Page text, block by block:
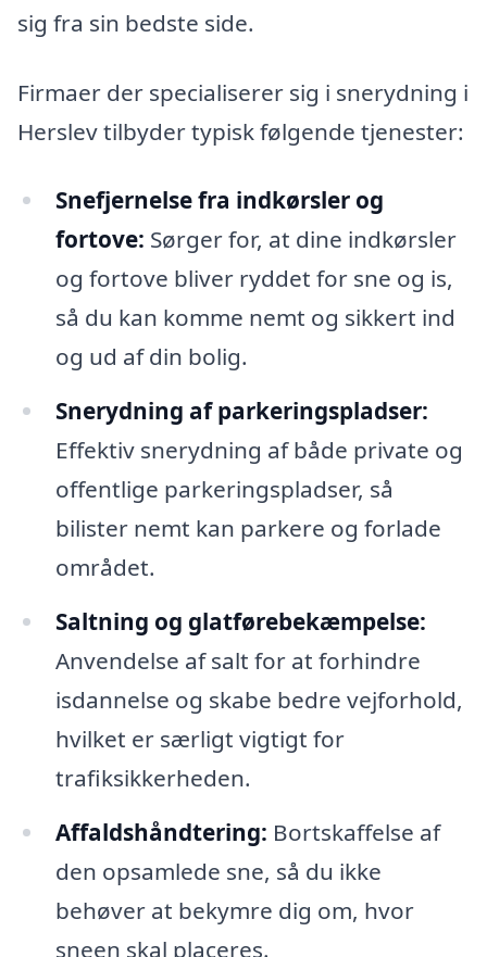
sig fra sin bedste side.
Firmaer der specialiserer sig i snerydning i
Herslev tilbyder typisk følgende tjenester:
Snefjernelse fra indkørsler og
fortove: Sørger for, at dine indkørsler
og fortove bliver ryddet for sne og is,
så du kan komme nemt og sikkert ind
og ud af din bolig.
Snerydning af parkeringspladser:
Effektiv snerydning af både private og
offentlige parkeringspladser, så
bilister nemt kan parkere og forlade
området.
Saltning og glatførebekæmpelse:
Anvendelse af salt for at forhindre
isdannelse og skabe bedre vejforhold,
hvilket er særligt vigtigt for
trafiksikkerheden.
Affaldshåndtering: Bortskaffelse af
den opsamlede sne, så du ikke
behøver at bekymre dig om, hvor
sneen skal placeres.